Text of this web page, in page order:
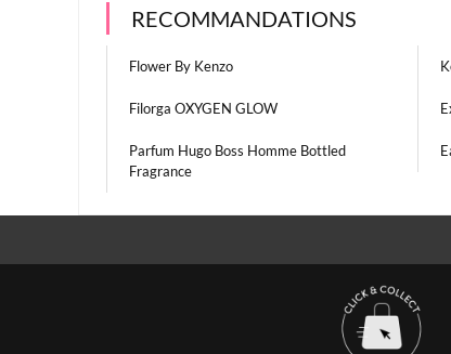
RECOMMANDATIONS
Flower By Kenzo
Filorga OXYGEN GLOW
Parfum Hugo Boss Homme Bottled
Fragrance